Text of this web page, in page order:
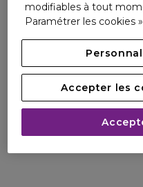
modifiables à tout
Paramétrer les cookies
Accepter les